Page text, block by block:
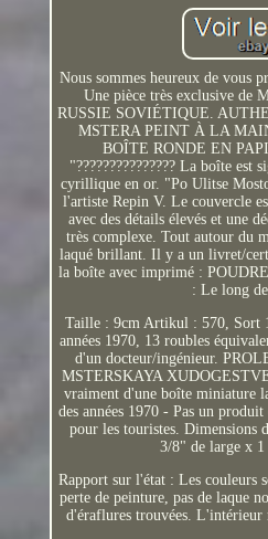
Nous sommes heureux de vous
Une pièce très exclusive
RUSSIE SOVIÉTIQUE.
MSTERA PEINT À LA
BOÎTE RONDE EN
"??????????????? La boîte est
cyrillique en or. "Po Ulitse
l'artiste Repin V. Le couvercle
avec des détails élevés et une
très complexe. Tout autour du
laqué brillant. Il y a un livret/
la boîte avec imprimé :
: Le long
Taille : 9cm Artikul : 570, Sort
années 1970, 13 roubles
d'un docteur/ingénieur.
MSTERSKAYA
vraiment d'une boîte miniature
des années 1970 - Pas un
pour les touristes. Dimensions
3/8" de large x
Rapport sur l'état : Les couleurs
perte de peinture, pas de laque
d'éraflures trouvées. L'intérieur